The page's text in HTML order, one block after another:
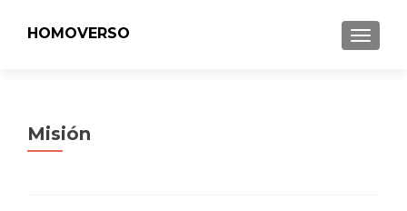
MENU
HOMOVERSO
Misión